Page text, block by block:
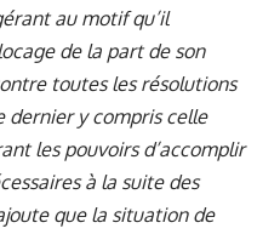
au motif qu’il
de la part de son
toutes les résolutions
dernier y compris celle
les pouvoirs d’accomplir
à la suite des
que la situation de